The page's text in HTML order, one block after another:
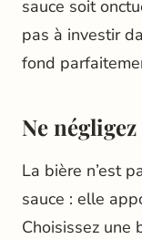
sauce soit
pas à investir
fond
Ne
La bière n’est
sauce : elle
Choisissez une